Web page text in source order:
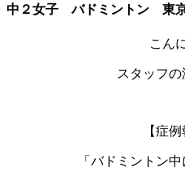
中２女子 バドミントン 東
こん
スタッフの
【症例
「バドミントン